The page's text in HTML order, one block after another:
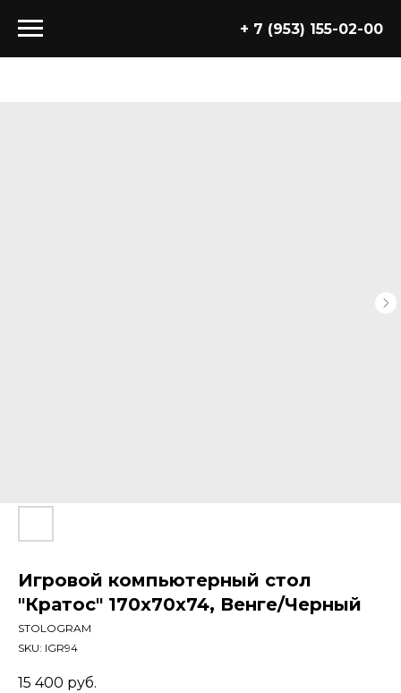
+ 7 (953) 155-02-00
Игровой компьютерный стол
"Кратос" 170x70x74, Венге/Черный
STOLOGRAM
SKU: IGR94
15 400 руб.